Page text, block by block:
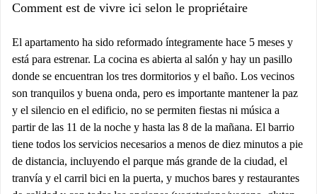
Comment est de vivre ici selon le propriétaire
El apartamento ha sido reformado íntegramente hace 5 meses y
está para estrenar. La cocina es abierta al salón y hay un pasillo
donde se encuentran los tres dormitorios y el baño. Los vecinos
son tranquilos y buena onda, pero es importante mantener la paz
y el silencio en el edificio, no se permiten fiestas ni música a
partir de las 11 de la noche y hasta las 8 de la mañana. El barrio
tiene todos los servicios necesarios a menos de diez minutos a pie
de distancia, incluyendo el parque más grande de la ciudad, el
tranvía y el carril bici en la puerta, y muchos bares y restaurantes